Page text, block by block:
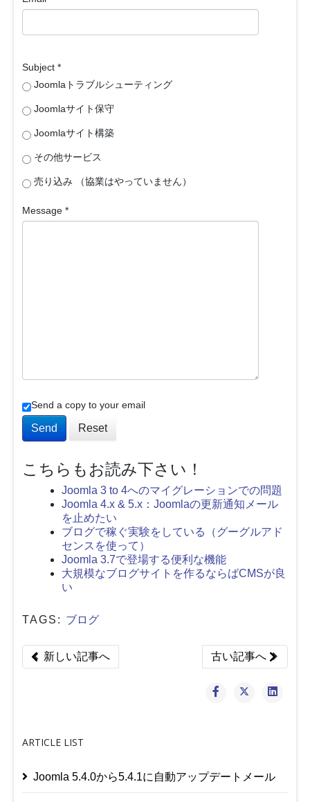
Subject *
Joomlaトラブルシューティング
Joomlaサイト保守
Joomlaサイト構築
その他サービス
売り込み （協業はやっていません）
Message *
Send a copy to your email
Send Reset
こちらもお読み下さい！
Joomla 3 to 4へのマイグレーションでの問題
Joomla 4.x & 5.x：Joomlaの更新通知メール
を止めたい
ブログで稼ぐ実験をしている（グーグルアド
センスを使って）
Joomla 3.7で登場する便利な機能
大規模なブログサイトを作るならばCMSが良
い
TAGS: ブログ
Previous article: 大規模なブログサイトを作るならば
新しい記事へ Next article:
古い記事へ
ARTICLE LIST
Joomla 5.4.0から5.4.1に自動アップデートメール